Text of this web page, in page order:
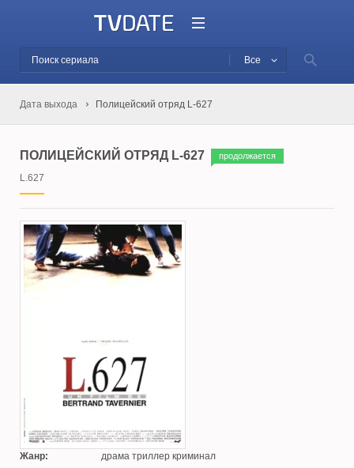
Все
Дата выхода Полицейский отряд L-627
ПОЛИЦЕЙСКИЙ ОТРЯД L-627 продолжается
L.627
Жанр:
драма триллер криминал